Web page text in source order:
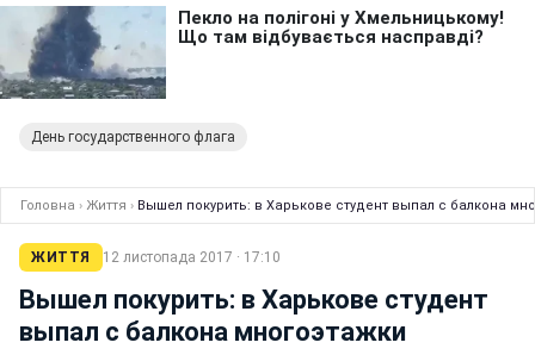
День государственного флага
Головна › Життя › Вышел покурить: в Харькове студент выпал с балкона
ЖИТТЯ 12 листопада 2017 · 17:10
Вышел покурить: в Харькове студент
выпал с балкона многоэтажки